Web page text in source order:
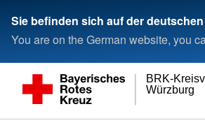
Sie befinden sich auf der
You are on the German website, you
Würzburg
BRK-